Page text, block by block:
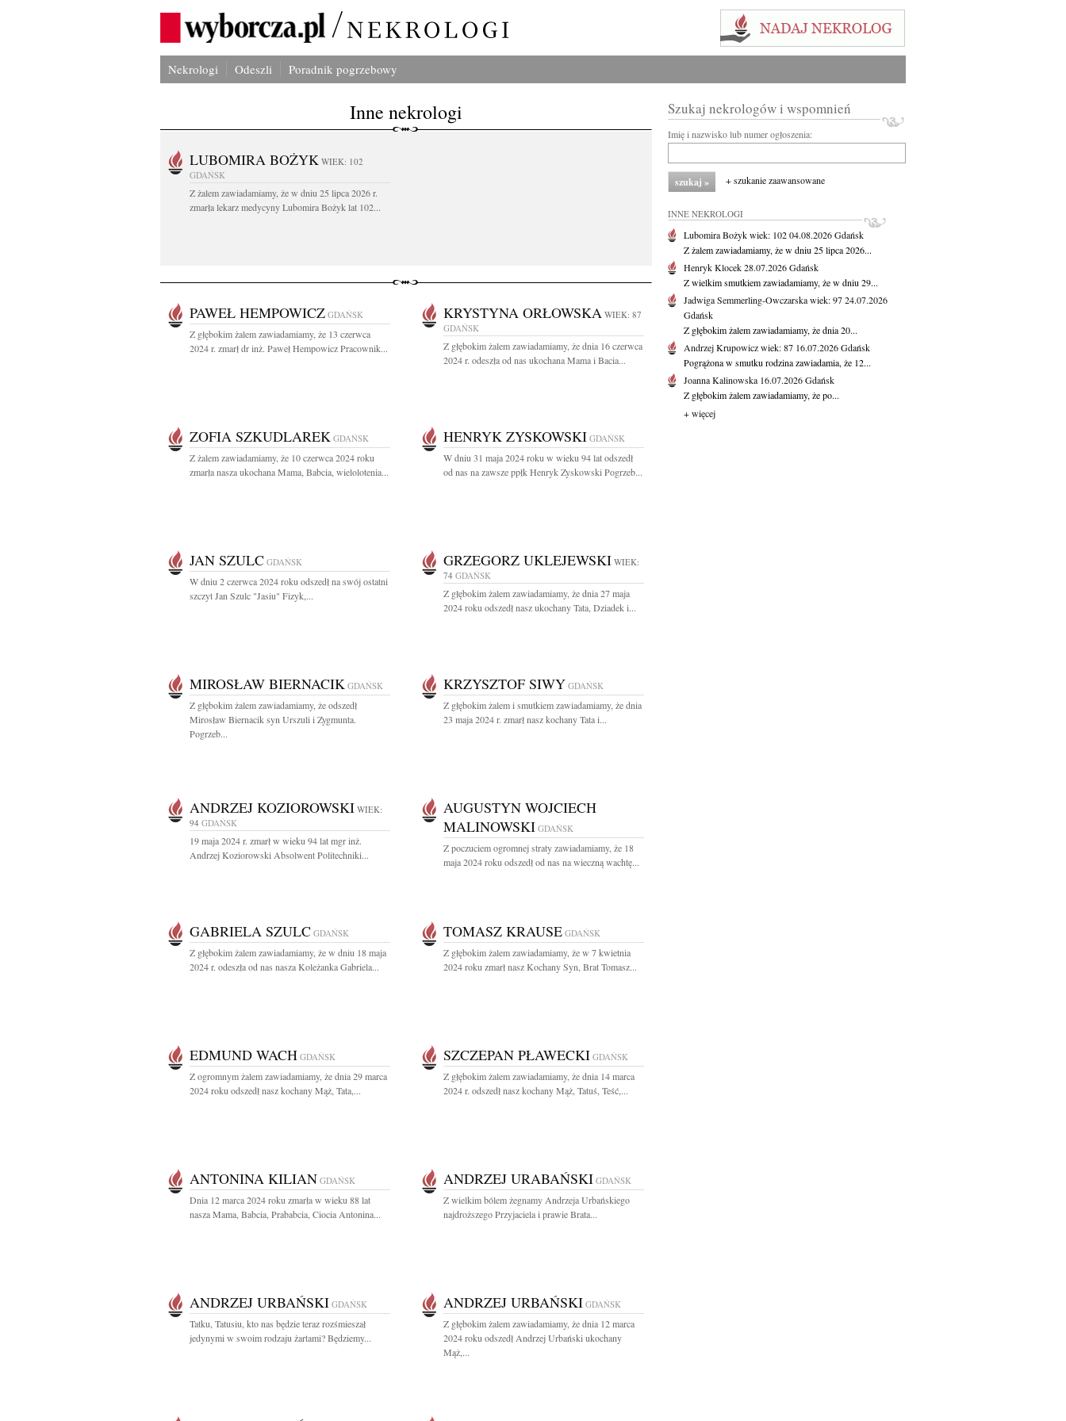
Nekrologi Odeszli Poradnik pogrzebowy
Inne nekrologi
LUBOMIRA BOŻYK WIEK: 102
GDAŃSK
Z żalem zawiadamiamy, że w dniu 25 lipca 2026 r.
zmarła lekarz medycyny Lubomira Bożyk lat 102...
PAWEŁ HEMPOWICZ GDAŃSK
Z głębokim żalem zawiadamiamy, że 13 czerwca
2024 r. zmarł dr inż. Paweł Hempowicz Pracownik...
KRYSTYNA ORŁOWSKA WIEK: 87
GDAŃSK
Z głębokim żalem zawiadamiamy, że dnia 16 czerwca
2024 r. odeszła od nas ukochana Mama i Bacia...
ZOFIA SZKUDLAREK GDAŃSK
Z żalem zawiadamiamy, że 10 czerwca 2024 roku
zmarła nasza ukochana Mama, Babcia, wielolotenia...
HENRYK ZYSKOWSKI GDAŃSK
W dniu 31 maja 2024 roku w wieku 94 lat odszedł
od nas na zawsze ppłk Henryk Zyskowski Pogrzeb...
JAN SZULC GDAŃSK
W dniu 2 czerwca 2024 roku odszedł na swój ostatni
szczyt Jan Szulc "Jasiu" Fizyk,...
GRZEGORZ UKLEJEWSKI WIEK:
74 GDAŃSK
Z głębokim żalem zawiadamiamy, że dnia 27 maja
2024 roku odszedł nasz ukochany Tata, Dziadek i...
MIROSŁAW BIERNACIK GDAŃSK
Z głębokim żalem zawiadamiamy, że odszedł
Mirosław Biernacik syn Urszuli i Zygmunta.
Pogrzeb...
KRZYSZTOF SIWY GDAŃSK
Z głębokim żalem i smutkiem zawiadamiamy, że dnia
23 maja 2024 r. zmarł nasz kochany Tata i...
ANDRZEJ KOZIOROWSKI WIEK:
94 GDAŃSK
19 maja 2024 r. zmarł w wieku 94 lat mgr inż.
Andrzej Koziorowski Absolwent Politechniki...
AUGUSTYN WOJCIECH
MALINOWSKI GDAŃSK
Z poczuciem ogromnej straty zawiadamiamy, że 18
maja 2024 roku odszedł od nas na wieczną wachtę...
GABRIELA SZULC GDAŃSK
Z głębokim żalem zawiadamiamy, że w dniu 18 maja
2024 r. odeszła od nas nasza Koleżanka Gabriela...
TOMASZ KRAUSE GDAŃSK
Z głębokim żalem zawiadamiamy, że w 7 kwietnia
2024 roku zmarł nasz Kochany Syn, Brat Tomasz...
EDMUND WACH GDAŃSK
Z ogromnym żalem zawiadamiamy, że dnia 29 marca
2024 roku odszedł nasz kochany Mąż, Tata,...
SZCZEPAN PŁAWECKI GDAŃSK
Z głębokim żalem zawiadamiamy, że dnia 14 marca
2024 r. odszedł nasz kochany Mąż, Tatuś, Teść,...
ANTONINA KILIAN GDAŃSK
Dnia 12 marca 2024 roku zmarła w wieku 88 lat
nasza Mama, Babcia, Prababcia, Ciocia Antonina...
ANDRZEJ URABAŃSKI GDAŃSK
Z wielkim bólem żegnamy Andrzeja Urbańskiego
najdroższego Przyjaciela i prawie Brata...
ANDRZEJ URBAŃSKI GDAŃSK
Tatku, Tatusiu, kto nas będzie teraz rozśmieszał
jedynymi w swoim rodzaju żartami? Będziemy...
ANDRZEJ URBAŃSKI GDAŃSK
Z głębokim żalem zawiadamiamy, że dnia 12 marca
2024 roku odszedł Andrzej Urbański ukochany
Mąż,...
Szukaj nekrologów i wspomnień
Imię i nazwisko lub numer ogłoszenia:
+ szukanie zaawansowane
INNE NEKROLOGI
Lubomira Bożykwiek: 10204.08.2026Gdańsk
Z żalem zawiadamiamy, że w dniu 25 lipca 2026...
Henryk Klocek28.07.2026Gdańsk
Z wielkim smutkiem zawiadamiamy, że w dniu 29...
Jadwiga Semmerling-Owczarskawiek: 9724.07.2026
Gdańsk
Z głębokim żalem zawiadamiamy, że dnia 20...
Andrzej Krupowiczwiek: 87 16.07.2026Gdańsk
Pogrążona w smutku rodzina zawiadamia, że 12...
Joanna Kalinowska 16.07.2026Gdańsk
Z głębokim żalem zawiadamiamy, że po...
+ więcej